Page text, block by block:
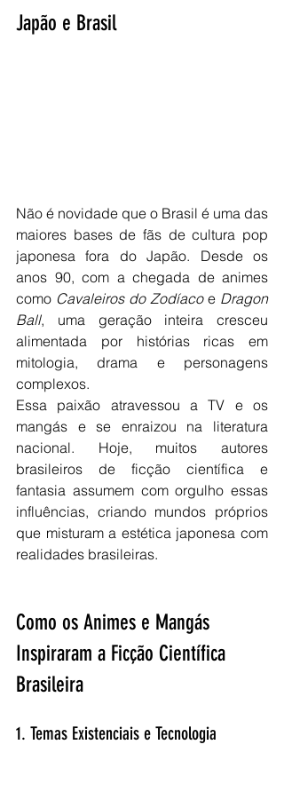
Japão e Brasil
Não é novidade que o Brasil é uma das
maiores bases de fãs de cultura pop
japonesa fora do Japão. Desde os
anos 90, com a chegada de animes
como Cavaleiros do Zodíaco e Dragon
Ball, uma geração inteira cresceu
alimentada por histórias ricas em
mitologia, drama e personagens
complexos.
Essa paixão atravessou a TV e os
mangás e se enraizou na literatura
nacional. Hoje, muitos autores
brasileiros de ficção científica e
fantasia assumem com orgulho essas
influências, criando mundos próprios
que misturam a estética japonesa com
realidades brasileiras.
Como os Animes e Mangás
Inspiraram a Ficção Científica
Brasileira
1. Temas Existenciais e Tecnologia